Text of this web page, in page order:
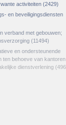
activiteiten (2429)
en beveiligingsdiensten
verband met gebouwen;
(11494)
en ondersteunende
ten behoeve van
dienstverlening